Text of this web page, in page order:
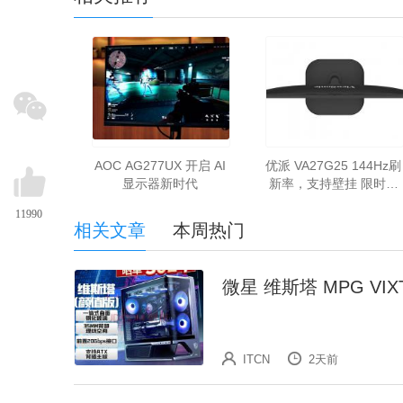
AOC AG277UX 开启 AI
显示器新时代
优派 VA27G25 144Hz刷
新率，支持壁挂 限时特
相关文章 本周热门
微星 维斯塔 MPG
ITCN 2天前
11990